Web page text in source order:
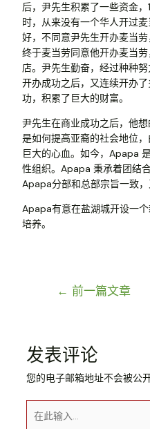
后，尹先生积累了一些资金
时，从来没有一个华人开过
好，不同意尹先生开办麦当劳
终于麦当劳同意他开办麦当
店。尹先生勤奋，经过种种
开办成功之后，又连续开办
功，积累了巨大的财富。
尹先生在商业成功之后，他
是如何提高亚裔的社会地位
巨大的心血。如今，Apapa
性组织。Apapa 秉承着团结
Apapa分部和总部宗旨一致，
Apapa有意在盐湖城开设一
培养。
← 前一篇文章
发表评论
您的电子邮箱地址不会被公开